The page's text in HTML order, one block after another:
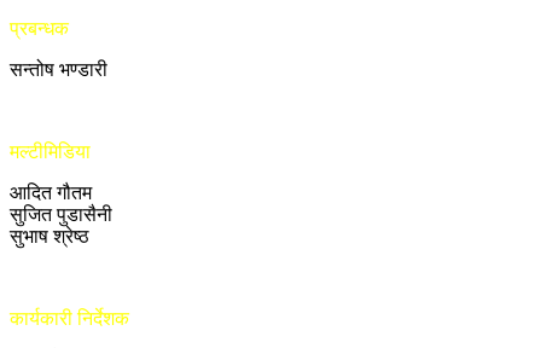
प्रबन्धक
सन्तोष भण्डारी
मल्टीमिडिया
आदित गौतम
सुजित पुडासैनी
सुभाष श्रेष्ठ
कार्यकारी निर्देशक